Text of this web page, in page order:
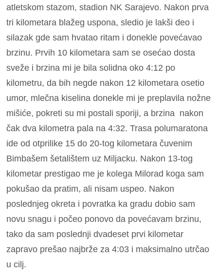
atletskom stazom, stadion NK Sarajevo. Nakon prva
tri kilometara blažeg uspona, sledio je lakši deo i
silazak gde sam hvatao ritam i donekle povećavao
brzinu. Prvih 10 kilometara sam se osećao dosta
sveže i brzina mi je bila solidna oko 4:12 po
kilometru, da bih negde nakon 12 kilometara osetio
umor, mlečna kiselina donekle mi je preplavila nožne
mišiće, pokreti su mi postali sporiji, a brzina nakon
čak dva kilometra pala na 4:32. Trasa polumaratona
ide od otprilike 15 do 20-tog kilometara čuvenim
Bimbašem šetalištem uz Miljacku. Nakon 13-tog
kilometar prestigao me je kolega Milorad koga sam
pokušao da pratim, ali nisam uspeo. Nakon
poslednjeg okreta i povratka ka gradu dobio sam
novu snagu i počeo ponovo da povećavam brzinu,
tako da sam poslednji dvadeset prvi kilometar
zapravo prešao najbrže za 4:03 i maksimalno utrčao
u cilj.